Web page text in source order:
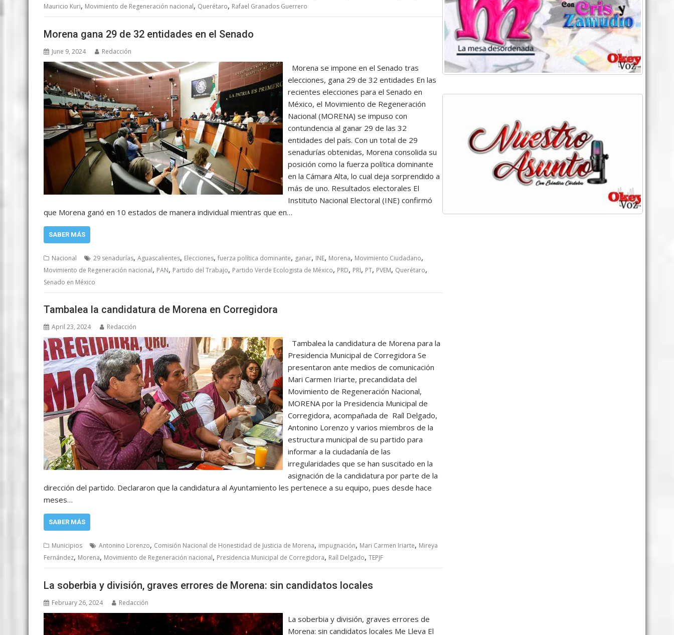
Mauricio Kuri, Movimiento de Regeneración nacional, Querétaro, Rafael Granados Guerrero
Morena gana 29 de 32 entidades en el Senado
June 9, 2024 Redacción
Morena se impone en el Senado tras
elecciones, gana 29 de 32 entidades En las
recientes elecciones para el Senado en
México, el Movimiento de Regeneración
Nacional (MORENA) se impuso con
contundencia al ganar 29 de las 32
entidades del país. Con un total de 29
senadurías obtenidas, Morena consolida su
posición como la fuerza política dominante
en la Cámara Alta, lo cual deja sorprendido a
más de uno. Resultados electorales El
Instituto Nacional Electoral (INE) confirmó
que Morena ganó en 10 estados de manera individual mientras que en…
SABER MÁS
Nacional 29 senadurías, Aguascalientes, Elecciones, fuerza política dominante, ganar, INE, Morena, Movimiento Ciudadano,
Movimiento de Regeneración nacional, PAN, Partido del Trabajo, Partido Verde Ecologista de México, PRD, PRI, PT, PVEM, Querétaro,
Senado en México
Tambalea la candidatura de Morena en Corregidora
April 23, 2024 Redacción
Tambalea la candidatura de Morena para la
Presidencia Municipal de Corregidora Se
presentaron ante medios de comunicación
Mari Carmen Iriarte, precandidata del
Movimiento de Regeneración Nacional,
MORENA por la Presidencia Municipal de
Corregidora, acompañada de Raíl Delgado,
Antonino Lorenzo y varios miembros de la
estructura municipal de su partido para
informar a la ciudadanía de las
irregularidades que se han suscitado en la
asignación de la candidatura por parte de la
dirección del partido. Declararon que la candidatura al Ayuntamiento les pertenece a su equipo, pues desde hace
meses…
SABER MÁS
Municipios Antonino Lorenzo, Comisión Nacional de Honestidad de Justicia de Morena, impugnación, Mari Carmen Iriarte, Mireya
Fernández, Morena, Movimiento de Regeneración nacional, Presidencia Municipal de Corregidora, Raíl Delgado, TEPJF
La soberbia y división, graves errores de Morena: sin candidatos locales
February 26, 2024 Redacción
La soberbia y división, graves errores de
Morena: sin candidatos locales Me Lleva El